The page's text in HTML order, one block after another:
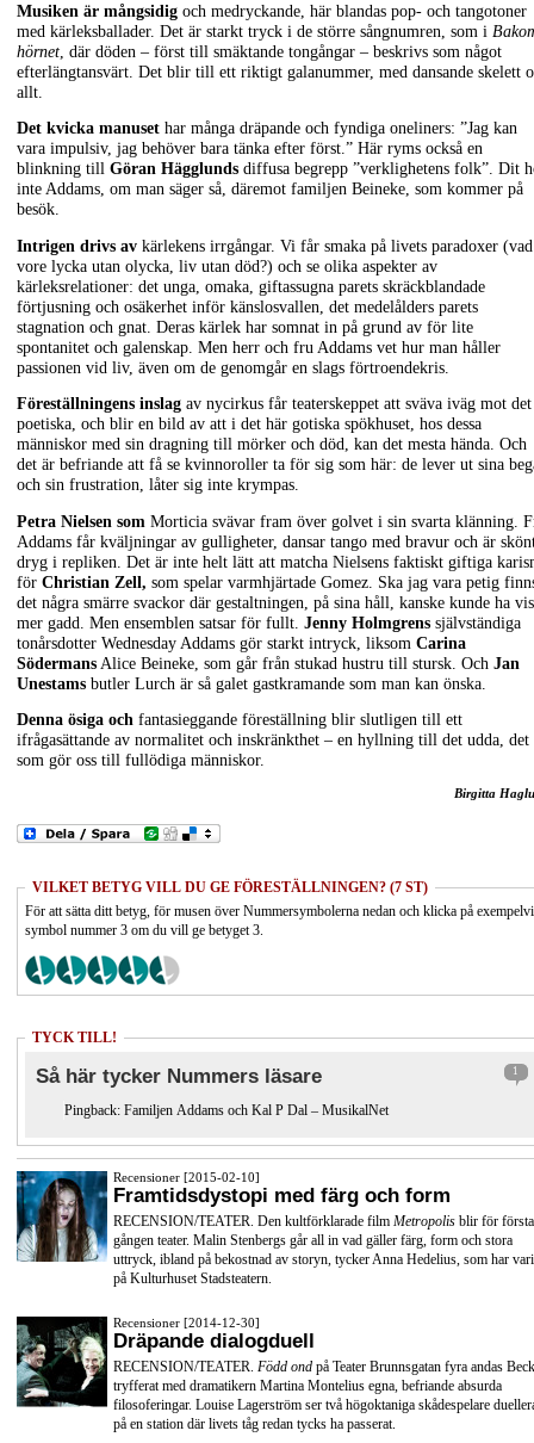
Musiken är mångsidig och medryckande, här blandas pop- och tangotoner
med kärleksballader. Det är starkt tryck i de större sångnumren, som i
hörnet , där döden – först till smäktande tongångar – beskrivs som något
efterlängtansvärt. Det blir till ett riktigt galanummer, med dansande skelett
allt.
Det kvicka manuset har många dräpande och fyndiga oneliners: ”Jag kan
vara impulsiv, jag behöver bara tänka efter först.” Här ryms också en
blinkning till Göran Hägglunds diffusa begrepp ”verklighetens folk”. Dit
inte Addams, om man säger så, däremot familjen Beineke, som kommer på
besök.
Intrigen drivs av kärlekens irrgångar. Vi får smaka på livets paradoxer (vad
vore lycka utan olycka, liv utan död?) och se olika aspekter av
kärleksrelationer: det unga, omaka, giftassugna parets skräckblandade
förtjusning och osäkerhet inför känslosvallen, det medelålders parets
stagnation och gnat. Deras kärlek har somnat in på grund av för lite
spontanitet och galenskap. Men herr och fru Addams vet hur man håller
passionen vid liv, även om de genomgår en slags förtroendekris.
Föreställningens inslag av nycirkus får teaterskeppet att sväva iväg mot det
poetiska, och blir en bild av att i det här gotiska spökhuset, hos dessa
människor med sin dragning till mörker och död, kan det mesta hända. Och
det är befriande att få se kvinnoroller ta för sig som här: de lever ut sina
och sin frustration, låter sig inte krympas.
Petra Nielsen som Morticia svävar fram över golvet i sin svarta klänning.
Addams får kväljningar av gulligheter, dansar tango med bravur och är
dryg i repliken. Det är inte helt lätt att matcha Nielsens faktiskt giftiga
för Christian Zell, som spelar varmhjärtade Gomez. Ska jag vara petig
det några smärre svackor där gestaltningen, på sina håll, kanske kunde ha
mer gadd. Men ensemblen satsar för fullt. Jenny Holmgrens självständiga
tonårsdotter Wednesday Addams gör starkt intryck, liksom Carina
Södermans Alice Beineke, som går från stukad hustru till stursk. Och Jan
Unestams butler Lurch är så galet gastkramande som man kan önska.
Denna ösiga och fantasieggande föreställning blir slutligen till ett
ifrågasättande av normalitet och inskränkthet – en hyllning till det udda, det
som gör oss till fullödiga människor.
Birgitta
VILKET BETYG VILL DU GE FÖRESTÄLLNINGEN? (7 ST)
För att sätta ditt betyg, för musen över Nummersymbolerna nedan och klicka på
symbol nummer 3 om du vill ge betyget 3.
TYCK TILL!
Så här tycker Nummers läsare 1
Pingback: Familjen Addams och Kal P Dal – MusikalNet
Recensioner [2015-02-10]
Framtidsdystopi med färg och form
RECENSION/TEATER. Den kultförklarade film Metropolis blir för första
gången teater. Malin Stenbergs går all in vad gäller färg, form och stora
uttryck, ibland på bekostnad av storyn, tycker Anna Hedelius, som har
på Kulturhuset Stadsteatern.
Recensioner [2014-12-30]
Dräpande dialogduell
RECENSION/TEATER. Född ond på Teater Brunnsgatan fyra andas
tryfferat med dramatikern Martina Montelius egna, befriande absurda
filosoferingar. Louise Lagerström ser två högoktaniga skådespelare
på en station där livets tåg redan tycks ha passerat.